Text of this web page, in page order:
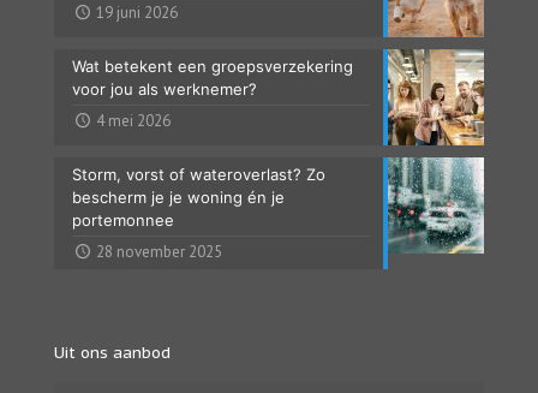
19 juni 2026
Wat betekent een groepsverzekering
voor jou als werknemer?
4 mei 2026
Storm, vorst of wateroverlast? Zo
bescherm je je woning én je
portemonnee
28 november 2025
Uit ons aanbod